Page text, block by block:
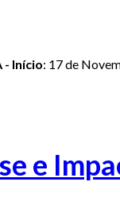
- Início: 17 de
e